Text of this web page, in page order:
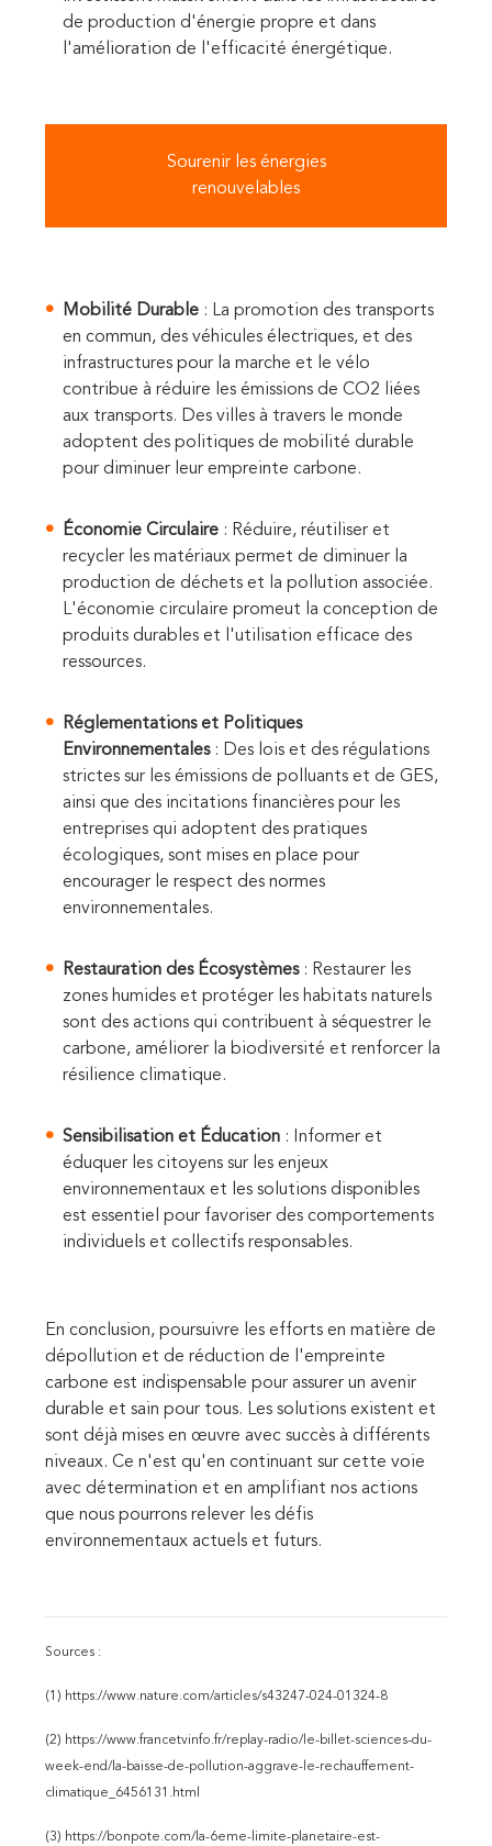
de production d'énergie propre et dans
l'amélioration de l'efficacité énergétique.
Sourenir les énergies
renouvelables
Mobilité Durable : La promotion des transports
en commun, des véhicules électriques, et des
infrastructures pour la marche et le vélo
contribue à réduire les émissions de CO2 liées
aux transports. Des villes à travers le monde
adoptent des politiques de mobilité durable
pour diminuer leur empreinte carbone.
Économie Circulaire : Réduire, réutiliser et
recycler les matériaux permet de diminuer la
production de déchets et la pollution associée.
L'économie circulaire promeut la conception de
produits durables et l'utilisation efficace des
ressources.
Réglementations et Politiques
Environnementales: Des lois et des régulations
strictes sur les émissions de polluants et de GES,
ainsi que des incitations financières pour les
entreprises qui adoptent des pratiques
écologiques, sont mises en place pour
encourager le respect des normes
environnementales.
Restauration des Écosystèmes: Restaurer les
zones humides et protéger les habitats naturels
sont des actions qui contribuent à séquestrer le
carbone, améliorer la biodiversité et renforcer la
résilience climatique.
Sensibilisation et Éducation : Informer et
éduquer les citoyens sur les enjeux
environnementaux et les solutions disponibles
est essentiel pour favoriser des comportements
individuels et collectifs responsables.
En conclusion, poursuivre les efforts en matière de
dépollution et de réduction de l'empreinte
carbone est indispensable pour assurer un avenir
durable et sain pour tous. Les solutions existent et
sont déjà mises en œuvre avec succès à différents
niveaux. Ce n'est qu'en continuant sur cette voie
avec détermination et en amplifiant nos actions
que nous pourrons relever les défis
environnementaux actuels et futurs.
Sources :
(1) https://www.nature.com/articles/s43247-024-01324-8
(2) https://www.francetvinfo.fr/replay-radio/le-billet-sciences-du-
week-end/la-baisse-de-pollution-aggrave-le-rechauffement-
climatique_6456131.html
(3) https://bonpote.com/la-6eme-limite-planetaire-est-